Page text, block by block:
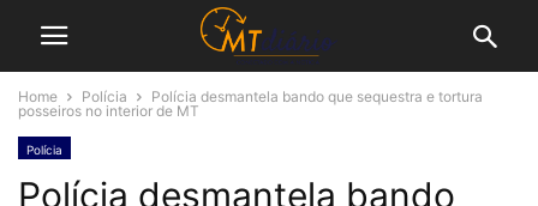
Home Polícia
Polícia desmantela bando que sequestra e tortura
posseiros no interior de MT
Polícia
Polícia desmantela bando